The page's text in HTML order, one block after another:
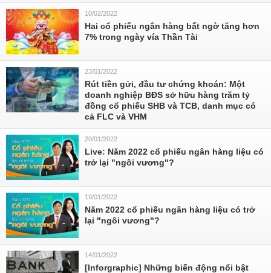
10/02/2022
Hai cổ phiếu ngân hàng bất ngờ tăng hơn
7% trong ngày vía Thần Tài
23/01/2022
Rút tiền gửi, đầu tư chứng khoán: Một
doanh nghiệp BĐS sở hữu hàng trăm tỷ
đồng cổ phiếu SHB và TCB, danh mục có
cả FLC và VHM
20/01/2022
Live: Năm 2022 cổ phiếu ngân hàng liệu có
trở lại "ngôi vương"?
19/01/2022
Năm 2022 cổ phiếu ngân hàng liệu có trở
lại "ngôi vương"?
14/01/2022
[Inforgraphic] Những biến động nổi bật